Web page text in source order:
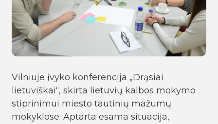
Vilniuje įvyko konferencija „Drąsiai
lietuviškai“, skirta lietuvių kalbos mokymo
stiprinimui miesto tautinių mažumų
mokyklose. Aptarta esama situacija,